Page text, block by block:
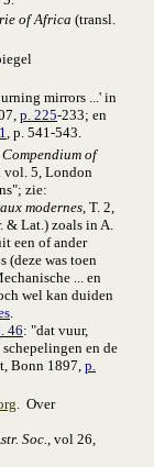
of Africa (transl.
mirrors ...' in
p. 225-233; en
, p. 541-543.
Compendium of
vol. 5, London
zie:
modernes , T. 2,
& Lat.) zoals in A.
een of ander
(deze was toen
... en
wel kan duiden
46: "dat vuur,
en de
Bonn 1897, p.
. Over
Soc., vol 26,